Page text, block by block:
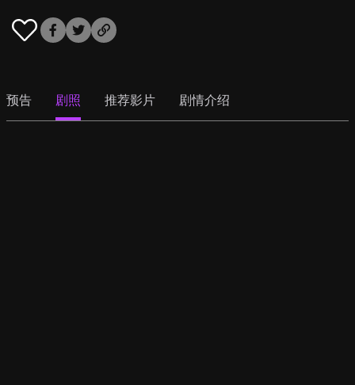
预告 剧照 推荐影片 剧情介绍